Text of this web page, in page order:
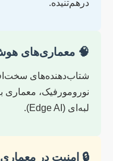
درهم‌تنیده.
🧠 معماری‌های
نورومورفیک، معماری
لبه‌ای (Edge AI).
🔒 امنیت در